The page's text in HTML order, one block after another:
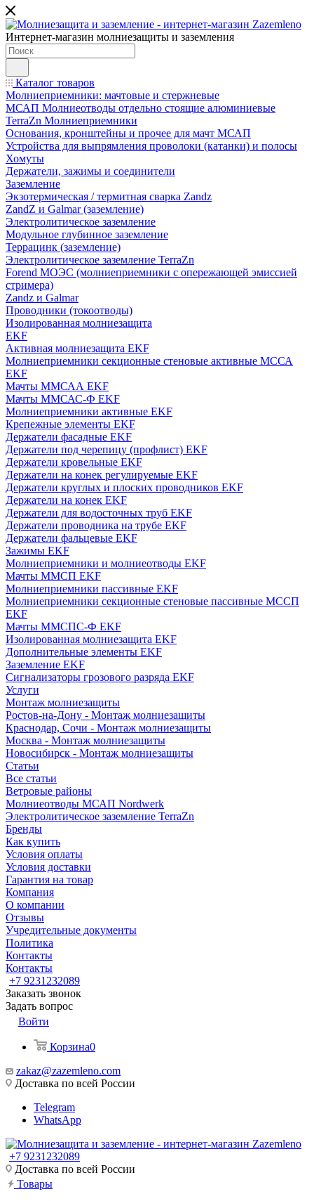
Интернет-магазин молниезащиты и заземления
Каталог товаров
Молниеприемники: мачтовые и стержневые
МСАП Молниеотводы отдельно стоящие алюминиевые
TerraZn Молниеприемники
Основания, кронштейны и прочее для мачт МСАП
Устройства для выпрямления проволоки (катанки) и полосы
Хомуты
Держатели, зажимы и соединители
Заземление
Экзотермическая / термитная сварка Zandz
ZandZ и Galmar (заземление)
Электролитическое заземление
Модульное глубинное заземление
Террацинк (заземление)
Электролитическое заземление TerraZn
Forend МОЭС (молниеприемники с опережающей эмиссией
стримера)
Zandz и Galmar
Проводники (токоотводы)
Изолированная молниезащита
EKF
Активная молниезащита EKF
Молниеприемники секционные стеновые активные МССА
EKF
Мачты ММСАА EKF
Мачты ММСАС-Ф EKF
Молниеприемники активные EKF
Крепежные элементы EKF
Держатели фасадные EKF
Держатели под черепицу (профлист) EKF
Держатели кровельные EKF
Держатели на конек регулируемые EKF
Держатели круглых и плоских проводников EKF
Держатели на конек EKF
Держатели для водосточных труб EKF
Держатели проводника на трубе EKF
Держатели фальцевые EKF
Зажимы EKF
Молниеприемники и молниеотводы EKF
Мачты ММСП EKF
Молниеприемники пассивные EKF
Молниеприемники секционные стеновые пассивные МССП
EKF
Мачты ММСПС-Ф EKF
Изолированная молниезащита EKF
Дополнительные элементы EKF
Заземление EKF
Сигнализаторы грозового разряда EKF
Услуги
Монтаж молниезащиты
Ростов-на-Дону - Монтаж молниезащиты
Краснодар, Сочи - Монтаж молниезащиты
Москва - Монтаж молниезащиты
Новосибирск - Монтаж молниезащиты
Статьи
Все статьи
Ветровые районы
Молниеотводы МСАП Nordwerk
Электролитическое заземление TerraZn
Бренды
Как купить
Условия оплаты
Условия доставки
Гарантия на товар
Компания
О компании
Отзывы
Учредительные документы
Политика
Контакты
Контакты
+7 9231232089
Заказать звонок
Задать вопрос
Войти
Корзина0
zakaz@zazemleno.com
Доставка по всей России
Telegram
WhatsApp
+7 9231232089
Доставка по всей России
Товары